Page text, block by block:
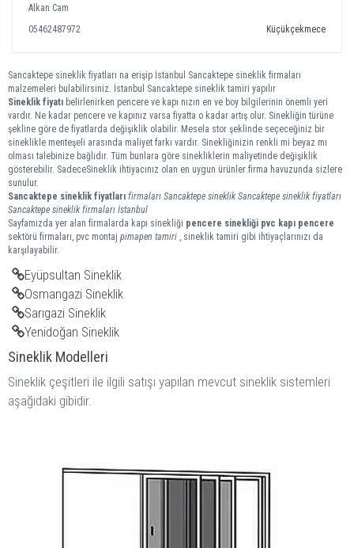
Alkan Cam
05462487972
Küçükçekmece
Sancaktepe sineklik fiyatları na erişip İstanbul Sancaktepe sineklik firmaları
malzemeleri bulabilirsiniz. İstanbul Sancaktepe sineklik tamiri yapılır
Sineklik fiyatı belirlenirken pencere ve kapı nızın en ve boy bilgilerinin önemli yeri
vardır. Ne kadar pencere ve kapınız varsa fiyatta o kadar artış olur. Sinekliğin türüne
şekline göre de fiyatlarda değişiklik olabilir. Mesela stor şeklinde seçeceğiniz bir
sineklikle menteşeli arasında maliyet farkı vardır. Sinekliğinizin renkli mi beyaz mı
olması talebinize bağlıdır. Tüm bunlara göre sinekliklerin maliyetinde değişiklik
gösterebilir. SadeceSineklik ihtiyacınız olan en uygun ürünler firma havuzunda sizlere
sunulur.
Sancaktepe sineklik fiyatları firmaları Sancaktepe sineklik Sancaktepe sineklik fiyatları
Sancaktepe sineklik firmaları İstanbul
Sayfamızda yer alan firmalarda kapı sinekliği pencere sinekliği pvc kapı pencere
sektörü firmaları, pvc montaj pimapen tamiri , sineklik tamiri gibi ihtiyaçlarınızı da
karşılayabilir.
Eyüpsultan Sineklik
Osmangazi Sineklik
Sarıgazi Sineklik
Yenidoğan Sineklik
Sineklik Modelleri
Sineklik çeşitleri ile ilgili satışı yapılan mevcut sineklik sistemleri
aşağıdaki gibidir.